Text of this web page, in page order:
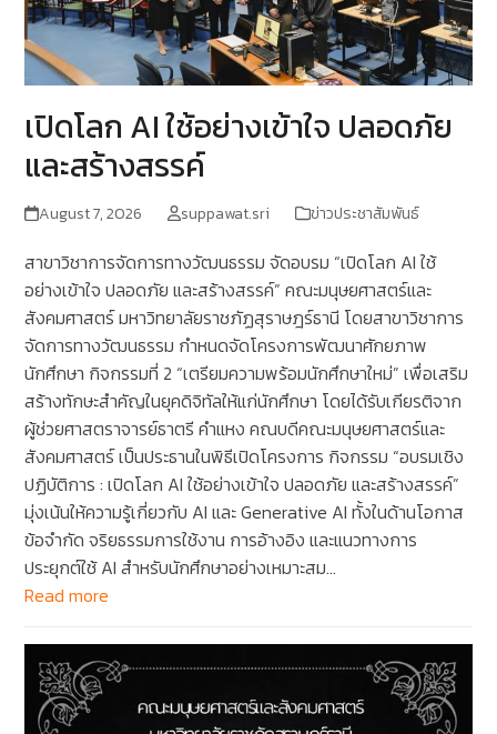
เปิดโลก AI ใช้อย่างเข้าใจ ปลอดภัย
และสร้างสรรค์
August 7, 2026 suppawat.sri ข่าวประชาสัมพันธ์
สาขาวิชาการจัดการทางวัฒนธรรม จัดอบรม “เปิดโลก AI ใช้
อย่างเข้าใจ ปลอดภัย และสร้างสรรค์” คณะมนุษยศาสตร์และ
สังคมศาสตร์ มหาวิทยาลัยราชภัฏสุราษฎร์ธานี โดยสาขาวิชาการ
จัดการทางวัฒนธรรม กำหนดจัดโครงการพัฒนาศักยภาพ
นักศึกษา กิจกรรมที่ 2 “เตรียมความพร้อมนักศึกษาใหม่” เพื่อเสริม
สร้างทักษะสำคัญในยุคดิจิทัลให้แก่นักศึกษา โดยได้รับเกียรติจาก
ผู้ช่วยศาสตราจารย์ธาตรี คำแหง คณบดีคณะมนุษยศาสตร์และ
สังคมศาสตร์ เป็นประธานในพิธีเปิดโครงการ กิจกรรม “อบรมเชิง
ปฏิบัติการ : เปิดโลก AI ใช้อย่างเข้าใจ ปลอดภัย และสร้างสรรค์”
มุ่งเน้นให้ความรู้เกี่ยวกับ AI และ Generative AI ทั้งในด้านโอกาส
ข้อจำกัด จริยธรรมการใช้งาน การอ้างอิง และแนวทางการ
ประยุกต์ใช้ AI สำหรับนักศึกษาอย่างเหมาะสม…
Read more